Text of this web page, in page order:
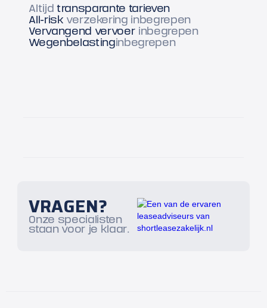
Altijd transparante tarieven
All-risk verzekering inbegrepen
Vervangend vervoer inbegrepen
Wegenbelastinginbegrepen
VRAGEN?
Onze specialisten
staan voor je klaar.